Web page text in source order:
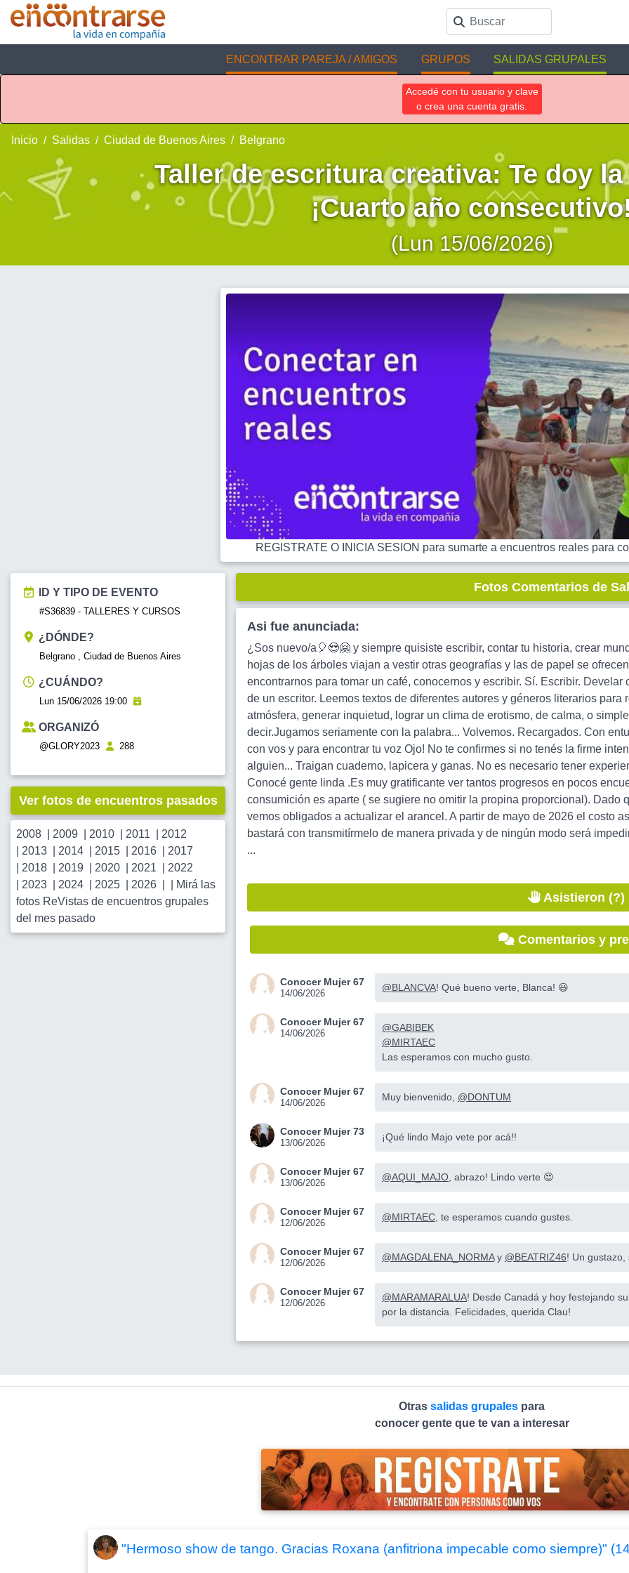
ENCONTRAR PAREJA / AMIGOS GRUPOS SALIDAS GRUPALES
Accedé con tu usuario y clave
o crea una cuenta gratis.
Inicio Salidas Ciudad de Buenos Aires Belgrano
Taller de escritura creativa: Te doy
¡Cuarto año
(Lun 15/06/2026)
REGISTRATE O INICIA SESION para sumarte a encuentros reales para
ID Y TIPO DE EVENTO
#S36839 - TALLERES Y CURSOS
¿DÓNDE?
Belgrano , Ciudad de Buenos Aires
¿CUÁNDO?
Lun 15/06/2026 19:00
ORGANIZÓ
@GLORY2023 288
Ver fotos de encuentros pasados
2008 2009 2010 2011
2012
2013 2014 2015 2016
2017
2018 2019 2020 2021
2022
2023 2024 2025 2026
Mirá las
fotos ReVistas de encuentros grupales
del mes pasado
Fotos Comentarios de
Asi fue anunciada:
¿Sos nuevo/a🎈😍🤗 y siempre quisiste escribir, contar tu historia, crear
hojas de los árboles viajan a vestir otras geografías y las de papel se
encontrarnos para tomar un café, conocernos y escribir. Sí. Escribir.
de un escritor. Leemos textos de diferentes autores y géneros literarios
atmósfera, generar inquietud, lograr un clima de erotismo, de calma, o
decir.Jugamos seriamente con la palabra... Volvemos. Recargados. Con
con vos y para encontrar tu voz Ojo! No te confirmes si no tenés la firme
alguien... Traigan cuaderno, lapicera y ganas. No es necesario tener
Conocé gente linda .Es muy gratificante ver tantos progresos en pocos
consumición es aparte ( se sugiere no omitir la propina proporcional).
vemos obligados a actualizar el arancel. A partir de mayo de 2026 el costo
bastará con transmitírmelo de manera privada y de ningún modo será
...
Asistieron (?)
Comentarios y
Conocer Mujer 67
14/06/2026
@BLANCVA! Qué bueno verte, Blanca! 😃
Conocer Mujer 67
14/06/2026
@GABIBEK
@MIRTAEC
Las esperamos con mucho gusto.
Conocer Mujer 67
14/06/2026
Muy bienvenido, @DONTUM
Conocer Mujer 73
13/06/2026
¡Qué lindo Majo vete por acá!!
Conocer Mujer 67
13/06/2026
@AQUI_MAJO , abrazo! Lindo verte 😍
Conocer Mujer 67
12/06/2026
@MIRTAEC , te esperamos cuando gustes.
Conocer Mujer 67
12/06/2026
@MAGDALENA_NORMAy @BEATRIZ46! Un gustazo,
Conocer Mujer 67
12/06/2026
@MARAMARALUA! Desde Canadá y hoy festejando
por la distancia. Felicidades, querida Clau!
Otras salidas grupales para
conocer gente que te van a interesar
"Hermoso show de tango. Gracias Roxana (anfitriona impecable como siempre)"